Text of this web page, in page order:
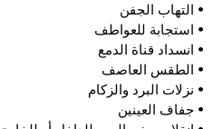
• التهاب الجفن
• استجابة للعواطف
• انسداد قناة الدمع
• الطقس العاصف
• نزلات البرد والزكام
• جفاف العينين